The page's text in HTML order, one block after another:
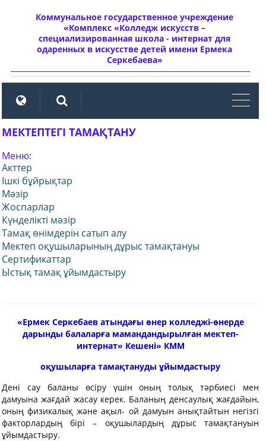
Коммунальное государственное учреждение
«Комплекс «Колледж искусств –
специализированная школа - интернат для
одаренных в искусстве детей имени Ермека
Серкебаева»
МЕКТЕПТЕГІ ТАМАҚТАНУ
Меню:
Акттер
Ішкі бұйрықтар
Мәзір
Жоспарлар
Күнделікті мәзір
Тамақ өнімдерін сатып алу
Мектеп оқушыларының дұрыс тамақтануы
Сертификаттар
Ыстық тамақ ұйымдастыру
«Ермек Серкебаев атындағы өнер колледжі-өнерде
дарынды балаларға мамандандырылған мектеп-
интернат» Кешені» КММ
оқушыларға тамақтануды ұйымдастыру
Дені сау баланы өсіру үшін оның толық тәрбиесі мен
дамуына жағдай жасау керек. Баланың денсаулық жағдайын,
оның физикалық және ақыл- ой дамуын анықтайтын негізгі
факторлардың бірі – оқушылардың дұрыс тамақтануын
ұйымдастыру.